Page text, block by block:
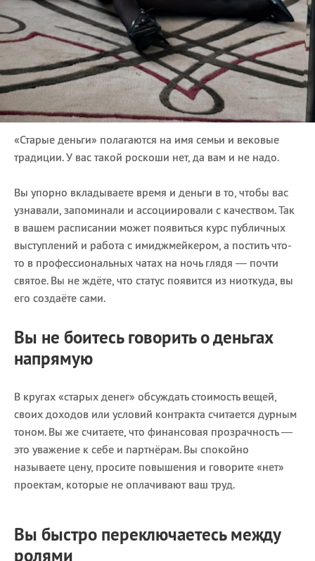
«Старые деньги» полагаются на имя семьи и вековые
традиции. У вас такой роскоши нет, да вам и не надо.
Вы упорно вкладываете время и деньги в то, чтобы вас
узнавали, запоминали и ассоциировали с качеством. Так
в вашем расписании может появиться курс публичных
выступлений и работа с имиджмейкером, а постить что-
то в профессиональных чатах на ночь глядя — почти
святое. Вы не ждёте, что статус появится из ниоткуда, вы
его создаёте сами.
Вы не боитесь говорить о деньгах
напрямую
В кругах «старых денег» обсуждать стоимость вещей,
своих доходов или условий контракта считается дурным
тоном. Вы же считаете, что финансовая прозрачность —
это уважение к себе и партнёрам. Вы спокойно
называете цену, просите повышения и говорите «нет»
проектам, которые не оплачивают ваш труд.
Вы быстро переключаетесь между
ролями